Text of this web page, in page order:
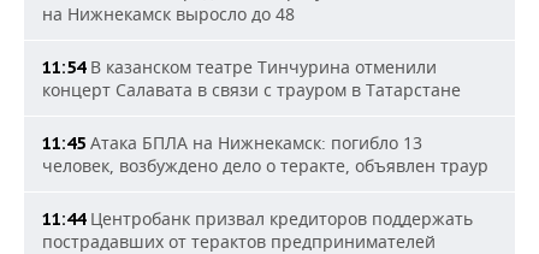
на Нижнекамск выросло до 48
11:54В казанском театре Тинчурина отменили
концерт Салавата в связи с трауром в Татарстане
11:45 Атака БПЛА на Нижнекамск: погибло 13
человек, возбуждено дело о теракте, объявлен траур
11:44Центробанк призвал кредиторов поддержать
пострадавших от терактов предпринимателей